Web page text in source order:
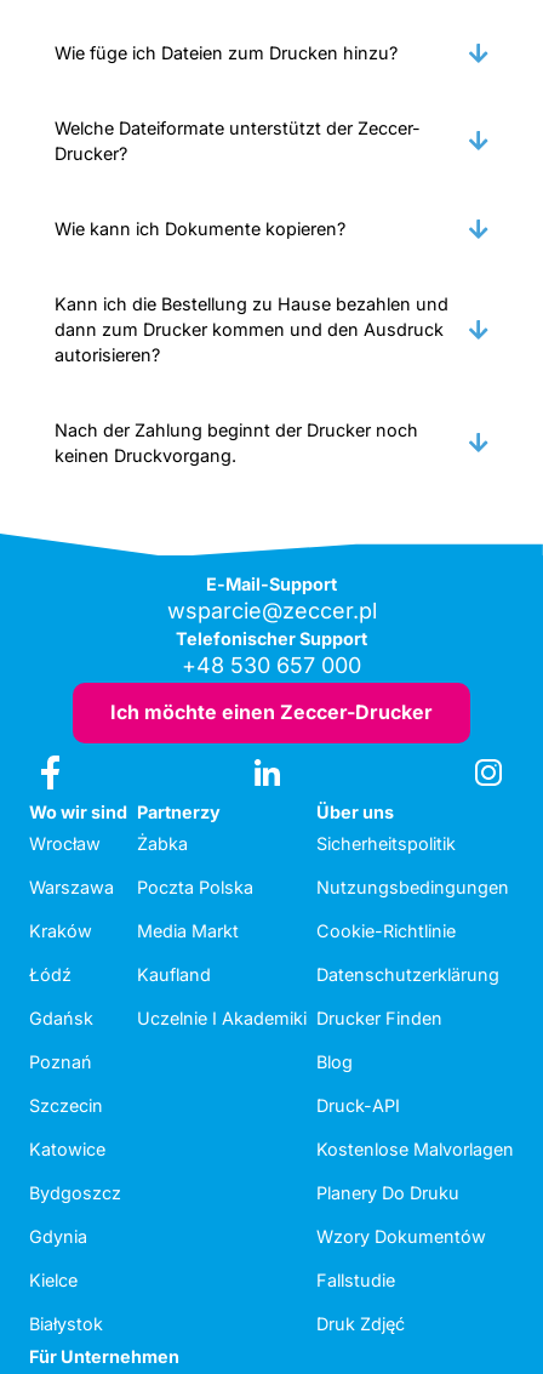
Wie füge ich Dateien zum Drucken hinzu?
Welche Dateiformate unterstützt der Zeccer-
Drucker?
Wie kann ich Dokumente kopieren?
Kann ich die Bestellung zu Hause bezahlen und
dann zum Drucker kommen und den Ausdruck
autorisieren?
Nach der Zahlung beginnt der Drucker noch
keinen Druckvorgang.
E-Mail-Support
wsparcie@zeccer.pl
Telefonischer Support
+48 530 657 000
Ich möchte einen Zeccer-Drucker
Wo wir sind
Wrocław
Warszawa
Kraków
Łódź
Gdańsk
Poznań
Szczecin
Katowice
Bydgoszcz
Gdynia
Kielce
Białystok
Partnerzy
Żabka
Poczta Polska
Media Markt
Kaufland
Uczelnie I Akademiki
Über uns
Sicherheitspolitik
Nutzungsbedingungen
Cookie-Richtlinie
Datenschutzerklärung
Drucker Finden
Blog
Druck-API
Kostenlose Malvorlagen
Planery Do Druku
Wzory Dokumentów
Fallstudie
Druk Zdjęć
Für Unternehmen